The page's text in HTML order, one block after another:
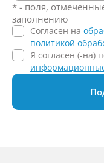
* - поля,
заполнению
Согласен на
политикой
Я согласен (-на)